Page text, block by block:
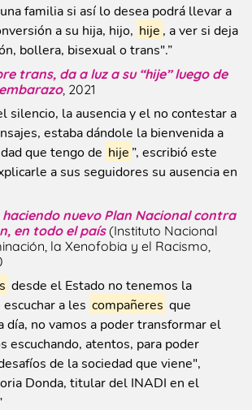
familia si así lo desea podrá llevar a
a su hija, hijo, hije , a ver si deja
bollera, bisexual o trans".”
trans, da a luz a su “hije” luego de
, 2021
silencio, la ausencia y el no contestar a
estaba dándole la bienvenida a
que tengo de hije ”, escribió este
a sus seguidores su ausencia en
haciendo nuevo Plan Nacional contra
en todo el país(Instituto Nacional
la Xenofobia y el Racismo,
desde el Estado no tenemos la
escuchar a les compañeres que
día, no vamos a poder transformar el
escuchando, atentos, para poder
de la sociedad que viene",
Donda, titular del INADI en el